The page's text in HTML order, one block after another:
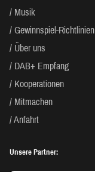
Musik
Gewinnspiel-Richtlinien
Über uns
DAB+ Empfang
Kooperationen
Mitmachen
Anfahrt
Unsere Partner: